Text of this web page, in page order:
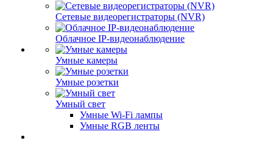
Сетевые видеорегистраторы (NVR)
Облачное IP-видеонаблюдение
Умные камеры
Умные розетки
Умный свет
Умные Wi-Fi лампы
Умные RGB ленты